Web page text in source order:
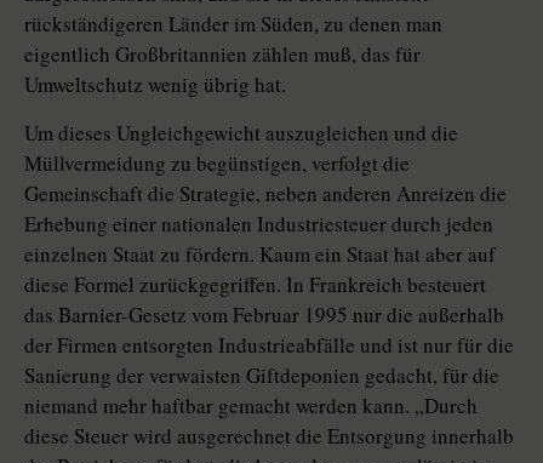
rückständigeren Länder im Süden, zu denen man
eigentlich Großbritannien zählen muß, das für
Umweltschutz wenig übrig hat.
Um dieses Ungleichgewicht auszugleichen und die
Müllvermeidung zu begünstigen, verfolgt die
Gemeinschaft die Strategie, neben anderen Anreizen die
Erhebung einer nationalen Industriesteuer durch jeden
einzelnen Staat zu fördern. Kaum ein Staat hat aber auf
diese Formel zurückgegriffen. In Frankreich besteuert
das Barnier-Gesetz vom Februar 1995 nur die außerhalb
der Firmen entsorgten Industrieabfälle und ist nur für die
Sanierung der verwaisten Giftdeponien gedacht, für die
niemand mehr haftbar gemacht werden kann. „Durch
diese Steuer wird ausgerechnet die Entsorgung innerhalb